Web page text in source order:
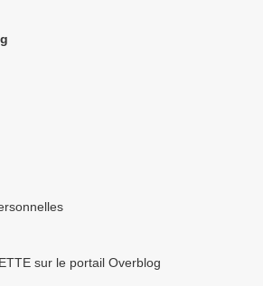
sur le portail Overblog